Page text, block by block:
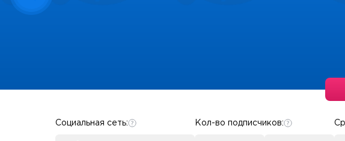
Социальная сеть: Кол-во подписчиков: